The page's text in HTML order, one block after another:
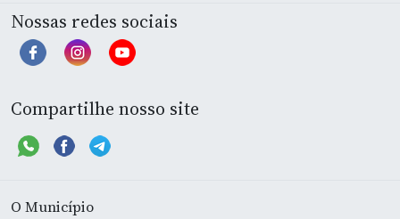
Nossas redes sociais
Compartilhe nosso site
O Município